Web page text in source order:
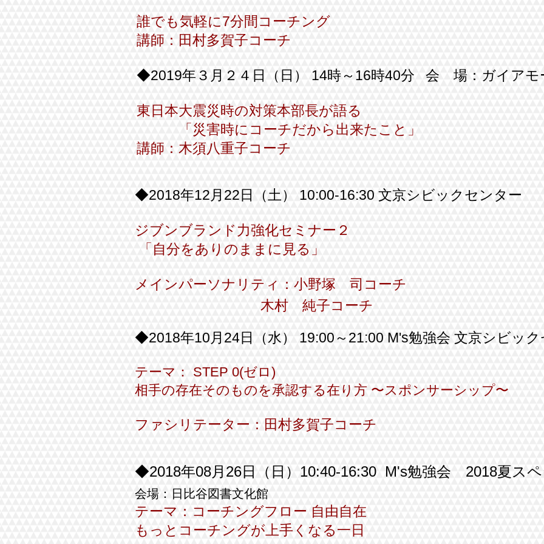
誰でも気軽に7分間コーチング
講師：田村多賀子コーチ
◆2019年３月２４日（日） 14時～16時40分 会 場：ガイアモ
東日本大震災時の対策本部長が語る
「災害時にコーチだから出来たこと」
講師：木須八重子コーチ
◆2018年12月22日（土） 10:00-16:30 文京シビックセンター
ジブンブランド力強化セミナー２
「自分をありのままに見る」
メインパーソナリティ：小野塚 司コーチ
木村 純子コーチ
◆2018年10月24日（水） 19:00～21:00 M's勉強会 文京シビッ
テーマ： STEP 0(ゼロ)
相手の存在そのものを承認する在り方 〜スポンサーシップ〜
ファシリテーター：田村多賀子コーチ
◆2018年08月26日（日） 10:40-16:30 M's勉強会 2018夏ス
会場：日比谷図書文化館
テーマ： コーチングフロー 自由自在
もっとコーチングが上手くなる一日